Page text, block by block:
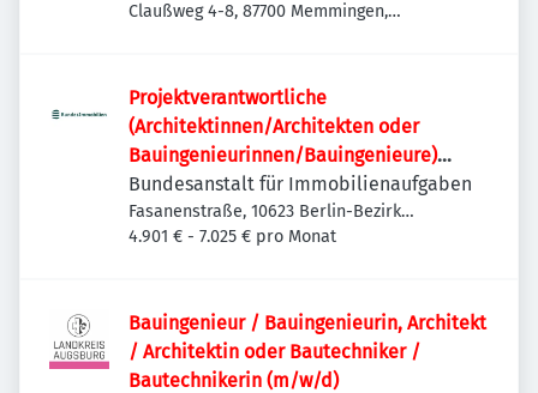
Claußweg 4-8, 87700 Memmingen,
Projektverantwortliche
(Architektinnen/Architekten oder
Bauingenieurinnen/Bauingenieure)
(w/m/d)
Bundesanstalt für Immobilienaufgaben
Fasanenstraße, 10623 Berlin-Bezirk
Charlottenburg-Wilmersdorf, Deutschland
4.901 € - 7.025 € pro Monat
Bauingenieur / Bauingenieurin, Architekt
/ Architektin oder Bautechniker /
Bautechnikerin (m/w/d)